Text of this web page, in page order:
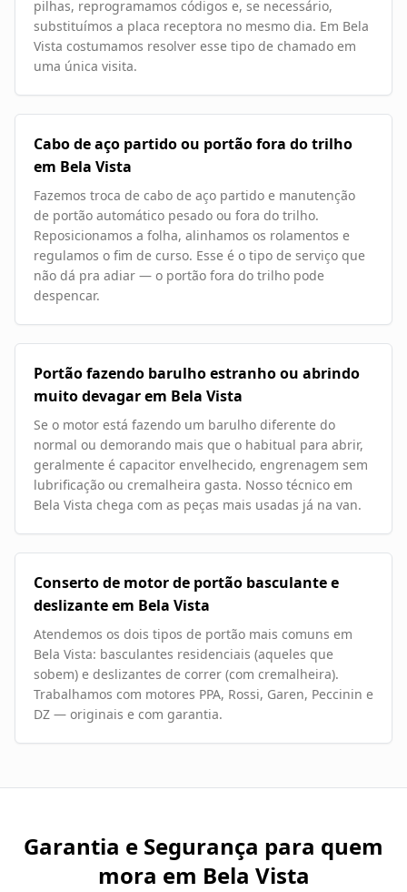
pilhas, reprogramamos códigos e, se necessário,
substituímos a placa receptora no mesmo dia. Em Bela
Vista costumamos resolver esse tipo de chamado em
uma única visita.
Cabo de aço partido ou portão fora do trilho
em Bela Vista
Fazemos troca de cabo de aço partido e manutenção
de portão automático pesado ou fora do trilho.
Reposicionamos a folha, alinhamos os rolamentos e
regulamos o fim de curso. Esse é o tipo de serviço que
não dá pra adiar — o portão fora do trilho pode
despencar.
Portão fazendo barulho estranho ou abrindo
muito devagar em Bela Vista
Se o motor está fazendo um barulho diferente do
normal ou demorando mais que o habitual para abrir,
geralmente é capacitor envelhecido, engrenagem sem
lubrificação ou cremalheira gasta. Nosso técnico em
Bela Vista chega com as peças mais usadas já na van.
Conserto de motor de portão basculante e
deslizante em Bela Vista
Atendemos os dois tipos de portão mais comuns em
Bela Vista: basculantes residenciais (aqueles que
sobem) e deslizantes de correr (com cremalheira).
Trabalhamos com motores PPA, Rossi, Garen, Peccinin e
DZ — originais e com garantia.
Garantia e Segurança para quem
mora em Bela Vista